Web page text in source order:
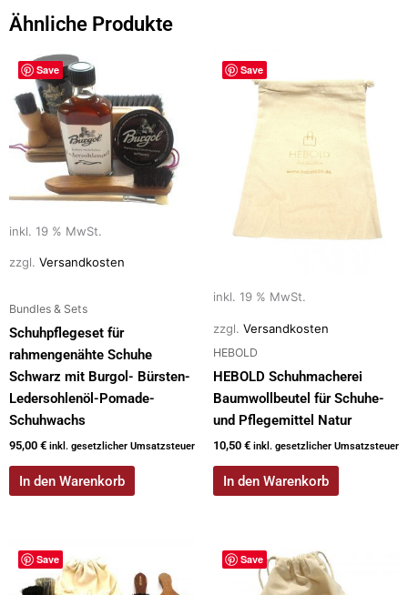
Ähnliche Produkte
Save
inkl. 19 % MwSt.
zzgl. Versandkosten
Bundles & Sets
Schuhpflegeset für
rahmengenähte Schuhe
Schwarz mit Burgol- Bürsten-
Ledersohlenöl-Pomade-
Schuhwachs
95,00 € inkl. gesetzlicher Umsatzsteuer
In den Warenkorb
Save
inkl. 19 % MwSt.
zzgl. Versandkosten
HEBOLD
HEBOLD Schuhmacherei
Baumwollbeutel für Schuhe-
und Pflegemittel Natur
10,50 € inkl. gesetzlicher Umsatzsteuer
In den Warenkorb
Save Save